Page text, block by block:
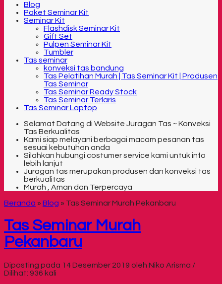
Blog
Paket Seminar Kit
Seminar Kit
Flashdisk Seminar Kit
Gift Set
Pulpen Seminar Kit
Tumbler
Tas seminar
konveksi tas bandung
Tas Pelatihan Murah | Tas Seminar Kit | Produsen
Tas Seminar
Tas Seminar Ready Stock
Tas Seminar Terlaris
Tas Seminar Laptop
Selamat Datang di Website Juragan Tas ~ Konveksi
Tas Berkualitas
Kami siap melayani berbagai macam pesanan tas
sesuai kebutuhan anda
Silahkan hubungi costumer service kami untuk info
lebih lanjut
Juragan tas merupakan produsen dan konveksi tas
berkualitas
Murah , Aman dan Terpercaya
Beranda » Blog » Tas Seminar Murah Pekanbaru
Tas Seminar Murah
Pekanbaru
Diposting pada 14 Desember 2019 oleh Niko Arisma /
Dilihat: 936 kali